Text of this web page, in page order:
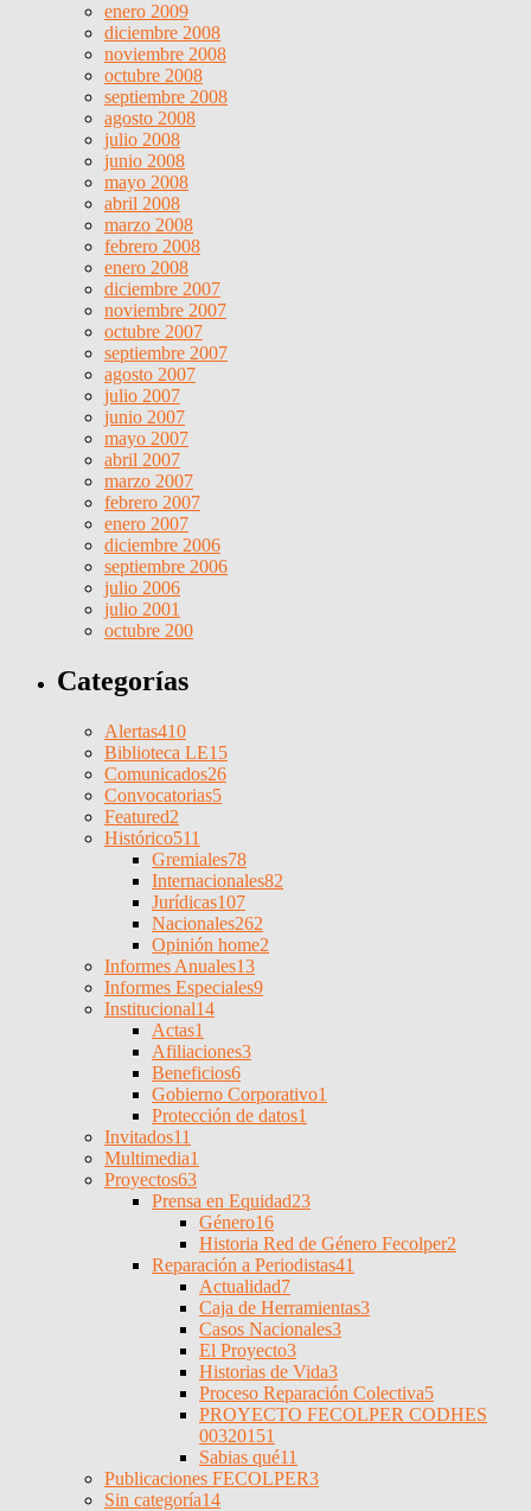
enero 2009
diciembre 2008
noviembre 2008
octubre 2008
septiembre 2008
agosto 2008
julio 2008
junio 2008
mayo 2008
abril 2008
marzo 2008
febrero 2008
enero 2008
diciembre 2007
noviembre 2007
octubre 2007
septiembre 2007
agosto 2007
julio 2007
junio 2007
mayo 2007
abril 2007
marzo 2007
febrero 2007
enero 2007
diciembre 2006
septiembre 2006
julio 2006
julio 2001
octubre 200
Categorías
Alertas410
Biblioteca LE15
Comunicados26
Convocatorias5
Featured2
Histórico511
Gremiales78
Internacionales82
Jurídicas107
Nacionales262
Opinión home2
Informes Anuales13
Informes Especiales9
Institucional14
Actas1
Afiliaciones3
Beneficios6
Gobierno Corporativo1
Protección de datos1
Invitados11
Multimedia1
Proyectos63
Prensa en Equidad23
Género16
Historia Red de Género Fecolper2
Reparación a Periodistas41
Actualidad7
Caja de Herramientas3
Casos Nacionales3
El Proyecto3
Historias de Vida3
Proceso Reparación Colectiva5
PROYECTO FECOLPER CODHES
00320151
Sabias qué11
Publicaciones FECOLPER3
Sin categoría14